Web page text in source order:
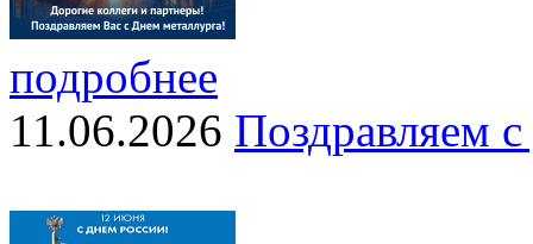
подробнее
11.06.2026 Поздравляем